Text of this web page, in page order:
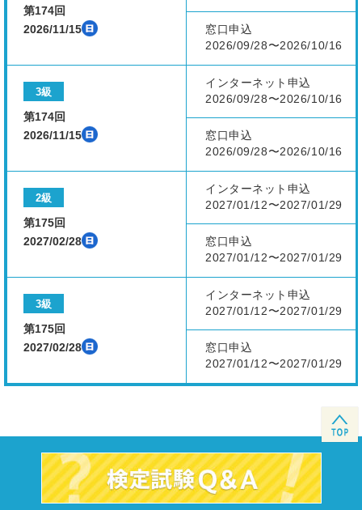
第174回
2026/11/15
窓口申込
2026/09/28〜2026/10/16
3級
第174回
2026/11/15
インターネット申込
2026/09/28〜2026/10/16
窓口申込
2026/09/28〜2026/10/16
2級
第175回
2027/02/28
インターネット申込
2027/01/12〜2027/01/29
窓口申込
2027/01/12〜2027/01/29
3級
第175回
2027/02/28
インターネット申込
2027/01/12〜2027/01/29
窓口申込
2027/01/12〜2027/01/29